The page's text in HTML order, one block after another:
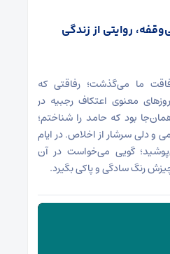
روایتی از زندگی
ما می‌گذشت؛ رفاقتی که
معنوی اعتکاف رجبیه در
بود که حامد را شناختم؛
و دلی سرشار از اخلاص. در ایام
گویی می‌خواست در آن
رنگ سادگی و پاکی بگیرد.